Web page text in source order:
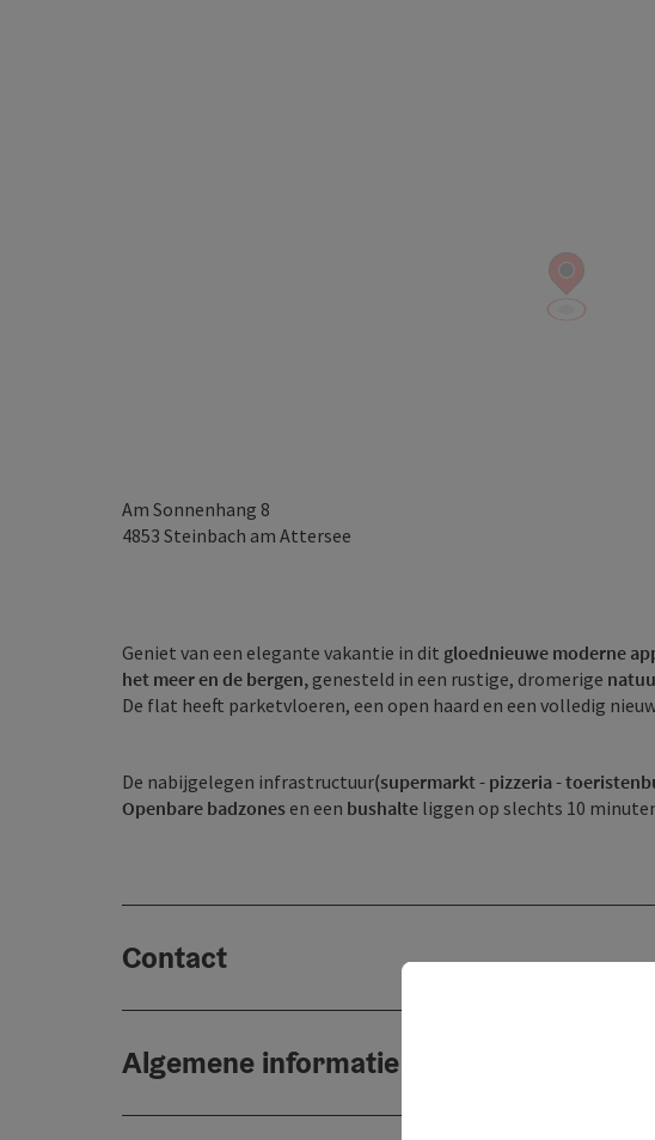
Am Sonnenhang 8
4853 Steinbach am Attersee
Geniet van een elegante vakantie in dit gloednieuwe moderne
het meeren de bergen, genesteld in een rustige, dromerige
De flat heeft parketvloeren, een open haard en een volledig
De nabijgelegen infrastructuur(supermarkt - pizzeria -
Openbare badzones en een bushalte liggen op slechts 10
Contact
Algemene informatie